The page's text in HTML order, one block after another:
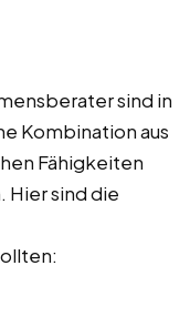
sind in
Kombination aus
Fähigkeiten
Hier sind die